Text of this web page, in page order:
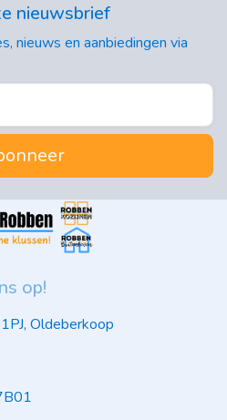
nieuwsbrief
nieuws en aanbiedingen via
op!
Oldeberkoop